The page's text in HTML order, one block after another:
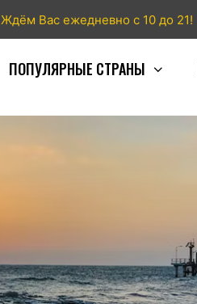
Ждём Вас ежедневно с 10 до 21!
ПОПУЛЯРНЫЕ СТРАНЫ